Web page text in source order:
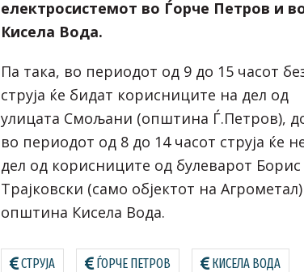
електросистемот во Ѓорче Петров и
Кисела Вода.
Па така, во периодот од 9 до 15 часот
струја ќе бидат корисниците на дел од
улицата Смољани (општина Ѓ.Петров),
во периодот од 8 до 14 часот струја ќе
дел од корисниците од булеварот Борис
Трајковски (само објектот на
општина Кисела Вода.
СТРУЈА ЃОРЧЕ ПЕТРОВ КИСЕЛА ВОДА